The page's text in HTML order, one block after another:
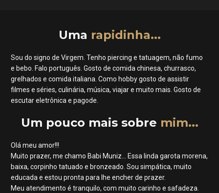
Uma rapidinha...
Sou do signo de Virgem. Tenho piercing e tatuagem, não fumo
e bebo. Falo português. Gosto de comida chinesa, churrasco,
grelhados e comida italiana. Como hobby gosto de assistir
filmes e séries, culinária, música, viajar e muito mais. Gosto de
escutar eletrônica e pagode.
Um pouco mais sobre mim...
Olá meu amor!!!
Muito prazer, me chamo Babi Muniz... Essa linda garota morena,
baixa, corpinho tatuado e bronzeado. Sou simpática, muito
educada e estou pronta para lhe encher de prazer.
Meu atendimento é tranquilo, com muito carinho e safadeza.